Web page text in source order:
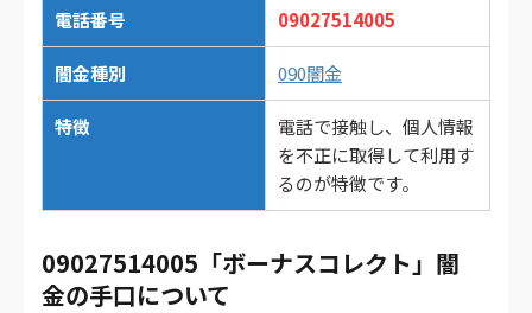
電話番号 09027514005
闇金種別 090闇金
特徴
電話で接触し、個人情報
を不正に取得して利用す
るのが特徴です。
09027514005「ボーナスコレクト」闇
金の手口について